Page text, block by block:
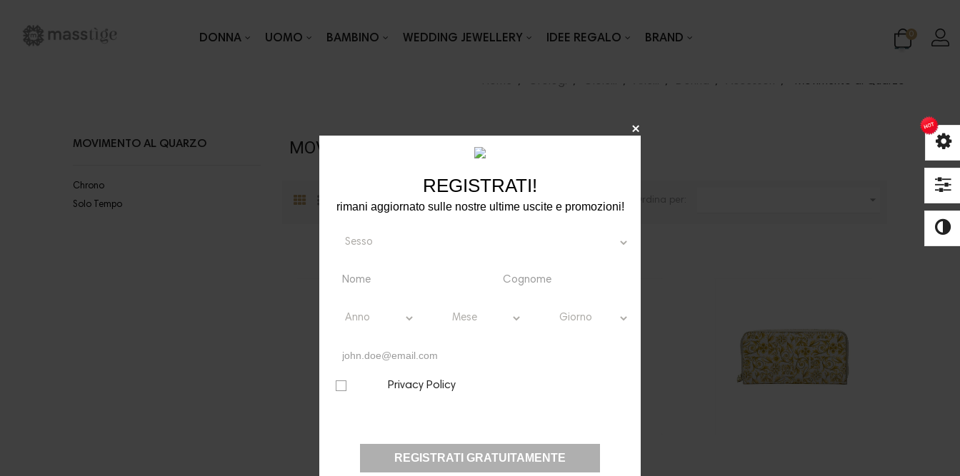
DONNA UOMO BAMBINO WEDDING JEWELLERY IDEE REGALO BRAND 0
Home Orologi Gioielli Anelli Donna Accessori Movimento al Quarzo
MOVIMENTO AL QUARZO
Chrono
Solo Tempo
MOVIMENTO AL QUARZO
Ordina per: 
REGISTRATI!
rimani aggiornato sulle nostre ultime uscite e promozioni!
Privacy Policy, presto il mio consenso per l’invio a